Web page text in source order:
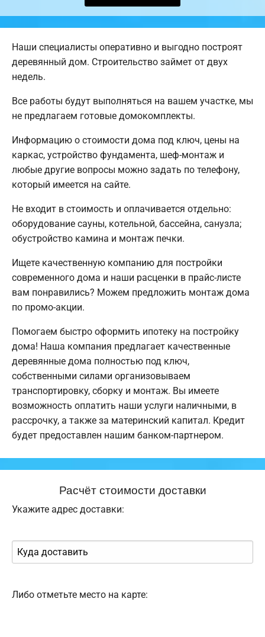
Наши специалисты оперативно и выгодно построят
деревянный дом. Строительство займет от двух
недель.
Все работы будут выполняться на вашем участке, мы
не предлагаем готовые домокомплекты.
Информацию о стоимости дома под ключ, цены на
каркас, устройство фундамента, шеф-монтаж и
любые другие вопросы можно задать по телефону,
который имеется на сайте.
Не входит в стоимость и оплачивается отдельно:
оборудование сауны, котельной, бассейна, санузла;
обустройство камина и монтаж печки.
Ищете качественную компанию для постройки
современного дома и наши расценки в прайс-листе
вам понравились? Можем предложить монтаж дома
по промо-акции.
Помогаем быстро оформить ипотеку на постройку
дома! Наша компания предлагает качественные
деревянные дома полностью под ключ,
собственными силами организовываем
транспортировку, сборку и монтаж. Вы имеете
возможность оплатить наши услуги наличными, в
рассрочку, а также за материнский капитал. Кредит
будет предоставлен нашим банком-партнером.
Расчёт стоимости доставки
Укажите адрес доставки:
Либо отметьте место на карте: